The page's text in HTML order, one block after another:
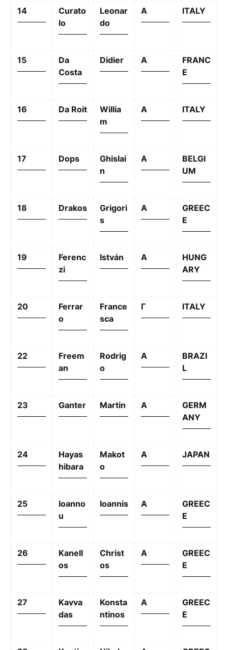
14
Curato
lo
Leonar
do
A ITALY
15
Da
Costa
Didier A
FRANC
E
16 Da Roit
Willia
m
A ITALY
17 Dops
Ghislai
n
A
BELGI
UM
18 Drakos
Grigori
s
A
GREEC
E
19
Ferenc
zi
István A
HUNG
ARY
20
Ferrar
o
France
sca
Γ ITALY
22
Freem
an
Rodrig
o
A
BRAZI
L
23 Ganter Martin A
GERM
ANY
24
Hayas
hibara
Makot
o
A JAPAN
25
Ioanno
u
Ioannis A
GREEC
E
26
Kanell
os
Christ
os
A
GREEC
E
27
Kavva
das
Konsta
ntinos
A
GREEC
E